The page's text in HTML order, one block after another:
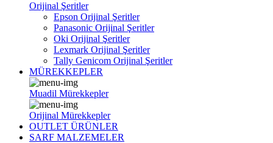
Orijinal Şeritler
Epson Orijinal Şeritler
Panasonic Orijinal Şeritler
Oki Orijinal Şeritler
Lexmark Orijinal Şeritler
Tally Genicom Orijinal Şeritler
MÜREKKEPLER
Muadil Mürekkepler
Orijinal Mürekkepler
OUTLET ÜRÜNLER
SARF MALZEMELER